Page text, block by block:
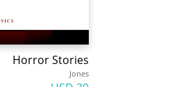
Horror Stories
Jones